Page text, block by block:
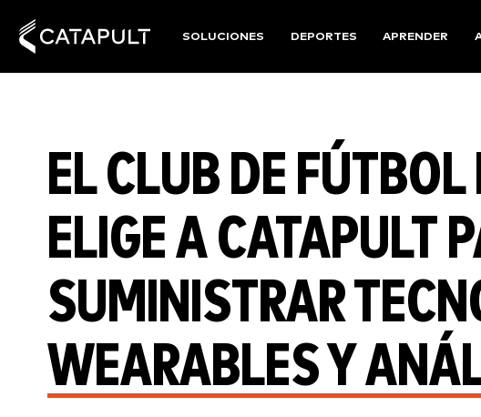
SOLUCIONES DEPORTES APRENDER
EL CLUB DE
ELIGE A CATAPULT
SUMINISTRAR
WEARABLES Y